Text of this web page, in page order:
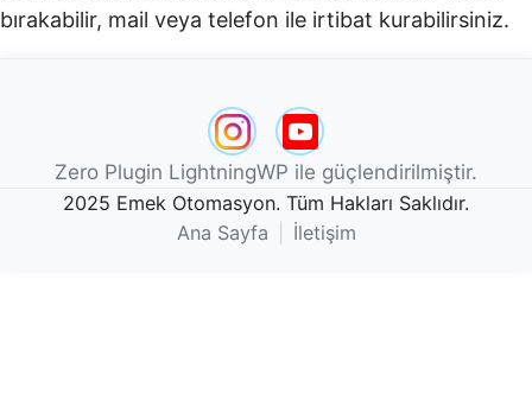
bırakabilir, mail veya telefon ile irtibat kurabilirsiniz.
Zero Plugin LightningWP ile güçlendirilmiştir.
2025 Emek Otomasyon. Tüm Hakları Saklıdır.
Ana Sayfa
İletişim